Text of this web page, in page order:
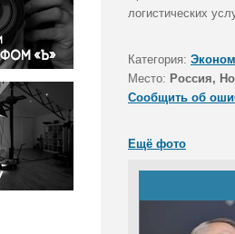
конфликты
логистических
Категория:
Место: Россия,
Сообщить об
Ещё фото